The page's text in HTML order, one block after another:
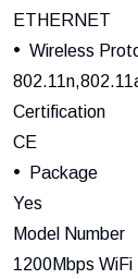
ETHERNET
Wireless
Certification
CE
Package
Yes
Model Number
1200Mbps